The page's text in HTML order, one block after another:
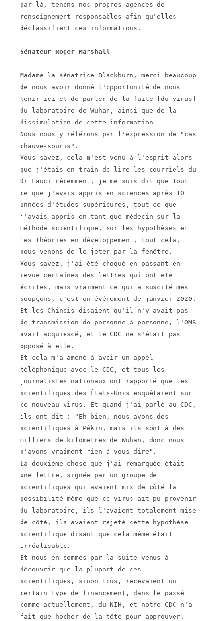
par là, tenons nos propres agences de
renseignement responsables afin qu'elles
déclassifient ces informations.
Sénateur Roger Marshall
Madame la sénatrice Blackburn, merci beaucoup
de nous avoir donné l'opportunité de nous
tenir ici et de parler de la fuite [du virus]
du laboratoire de Wuhan, ainsi que de la
dissimulation de cette information.
Nous nous y référons par l'expression de "cas
chauve-souris".
Vous savez, cela m'est venu à l'esprit alors
que j'étais en train de lire les courriels du
Dr Fauci récemment, je me suis dit que tout
ce que j'avais appris en sciences après 10
années d'études supérieures, tout ce que
j'avais appris en tant que médecin sur la
méthode scientifique, sur les hypothèses et
les théories en développement, tout cela,
nous venons de le jeter par la fenêtre.
Vous savez, j'ai été choqué en passant en
revue certaines des lettres qui ont été
écrites, mais vraiment ce qui a suscité mes
soupçons, c'est un événement de janvier 2020.
Et les Chinois disaient qu'il n'y avait pas
de transmission de personne à personne, l'OMS
avait acquiescé, et le CDC ne s'était pas
opposé à elle.
Et cela m'a amené à avoir un appel
téléphonique avec le CDC, et tous les
journalistes nationaux ont rapporté que les
scientifiques des États-Unis enquêtaient sur
ce nouveau virus. Et quand j'ai parlé au CDC,
ils ont dit : "Eh bien, nous avons des
scientifiques à Pékin, mais ils sont à des
milliers de kilomètres de Wuhan, donc nous
n'avons vraiment rien à vous dire".
La deuxième chose que j'ai remarquée était
une lettre, signée par un groupe de
scientifiques qui avaient mis de côté la
possibilité même que ce virus ait pu provenir
du laboratoire, ils l'avaient totalement mise
de côté, ils avaient rejeté cette hypothèse
scientifique disant que cela même était
irréalisable.
Et nous en sommes par la suite venus à
découvrir que la plupart de ces
scientifiques, sinon tous, recevaient un
certain type de financement, dans le passé
comme actuellement, du NIH, et notre CDC n'a
fait que hocher de la tête pour approuver.